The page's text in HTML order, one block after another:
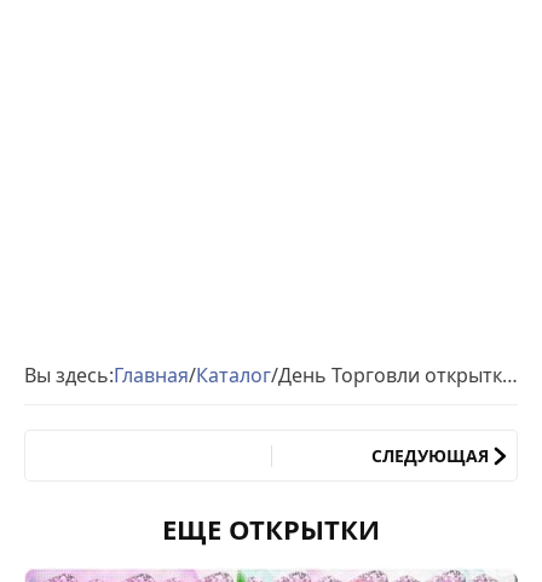
Вы здесь:Главная/Каталог/ День Торговли открытки пожелания
СЛЕДУЮЩАЯ
ЕЩЕ ОТКРЫТКИ